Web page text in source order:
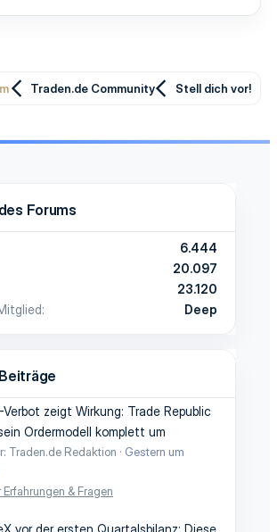
Traden.de Community Stell dich vor!
Forums
6.444
20.097
23.120
Deep
Verbot zeigt Wirkung: Trade Republic
Ordermodell komplett um
Traden.de Redaktion
Gestern um
Erfahrungen & Fragen
vor der ersten Quartalsbilanz: Diese